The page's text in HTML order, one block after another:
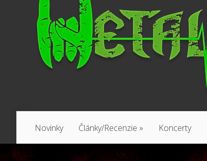
Novinky Články/Recenzie » Koncerty